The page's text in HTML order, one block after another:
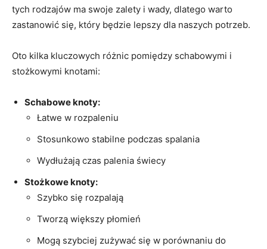
tych rodzajów ma‍ swoje zalety i ⁢wady, dlatego warto
zastanowić się, który będzie lepszy dla naszych potrzeb.
Oto‌ kilka kluczowych‍ różnic pomiędzy schabowymi i
⁣stożkowymi knotami:
Schabowe knoty:
Łatwe ⁤w rozpaleniu
Stosunkowo ⁣stabilne podczas spalania
Wydłużają⁢ czas palenia⁤ świecy
Stożkowe⁣ knoty:
Szybko się rozpalają
Tworzą większy płomień
Mogą szybciej zużywać się w porównaniu‍ do